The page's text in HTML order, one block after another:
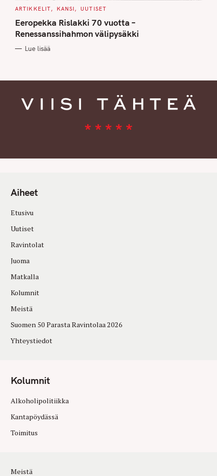
C
T
E
G
O
I
ARTIKKELIT KANSI UUTISET
Eeropekka Rislakki 70 vuotta –
Renessanssihahmon välipysäkki
Lue lisää
Aiheet
Etusivu
Uutiset
Ravintolat
Juoma
Matkalla
Kolumnit
Meistä
Suomen 50 Parasta Ravintolaa 2026
Yhteystiedot
Kolumnit
Alkoholipolitiikka
Kantapöydässä
Toimitus
Meistä